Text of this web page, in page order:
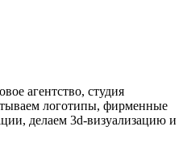
агентство, студия
логотипы, фирменные
делаем 3d-визуализацию и